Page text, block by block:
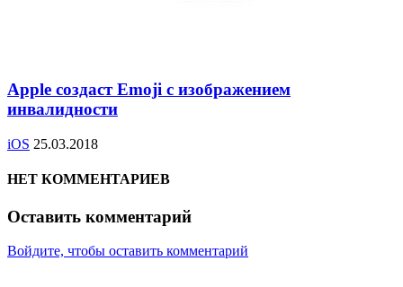
Apple создаст Emoji с изображением
инвалидности
iOS 25.03.2018
НЕТ КОММЕНТАРИЕВ
Оставить комментарий
Войдите, чтобы оставить комментарий